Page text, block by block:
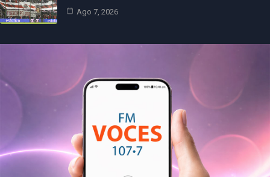
Ago 7, 2026